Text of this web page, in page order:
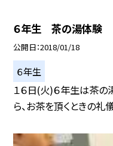
６年生 茶の湯体験
公開日 2018/01/18
６年生
１６日(火)６年生は茶
ら、お茶を頂くときの礼